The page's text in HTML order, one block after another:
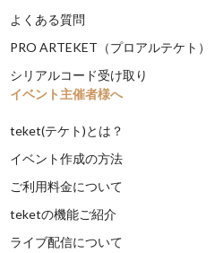
よくある質問
PRO ARTEKET（プロアルテケト）
シリアルコード受け取り
イベント主催者様へ
teket(テケト)とは？
イベント作成の方法
ご利用料金について
teketの機能ご紹介
ライブ配信について